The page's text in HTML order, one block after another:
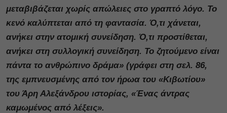
μεταβιβάζεται χωρίς απώλειες στο γραπτό λόγο. Το
κενό καλύπτεται από τη φαντασία. Ό,τι χάνεται,
ανήκει στην ατομική συνείδηση. Ό,τι προστίθεται,
ανήκει στη συλλογική συνείδηση. Το ζητούμενο είναι
πάντα το ανθρώπινο δράμα» (γράφει στη σελ. 86,
της εμπνευσμένης από τον ήρωα του «Κιβωτίου»
του Άρη Αλεξάνδρου ιστορίας, «Ένας άντρας
καμωμένος από λέξεις».